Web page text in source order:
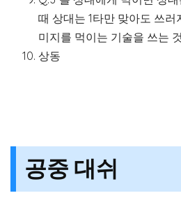
때 상대는 1타만 맞아도 쓰
미지를 먹이는 기술을 쓰는
상동
공중 대쉬